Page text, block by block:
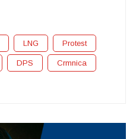
LNG Protest
DPS Crmnica